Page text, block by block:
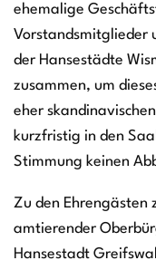
ehemalige
Vorstandsmitglieder
der Hansestädte
zusammen, um
eher
kurzfristig in den
Stimmung keinen
Zu den Ehrengästen
amtierender
Hansestadt